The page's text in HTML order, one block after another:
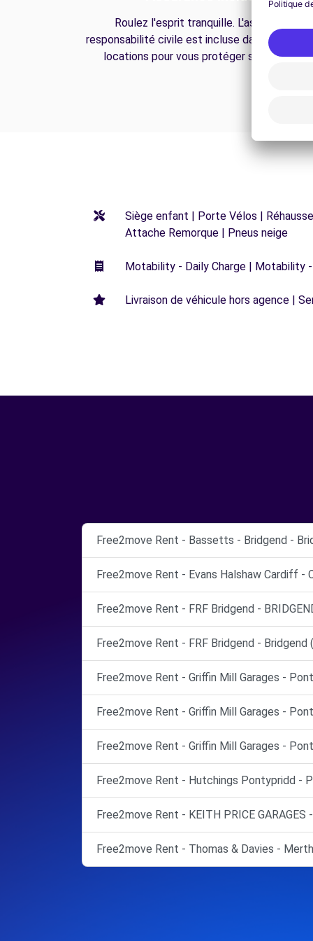
Roulez l'esprit tranquille. L'assurance
responsabilité civile est incluse dans toutes
locations pour vous protéger sur la route.
Siège enfant | Porte Vélos |
Attache Remorque | Pneus neige
Motability - Daily Charge | Motability
Livraison de véhicule hors agence |
Free2move Rent - Bassetts - Bridgend -
Free2move Rent - Evans Halshaw Cardiff -
Free2move Rent - FRF Bridgend -
Free2move Rent - FRF Bridgend - Bridgend
Free2move Rent - Griffin Mill Garages -
Free2move Rent - Griffin Mill Garages -
Free2move Rent - Griffin Mill Garages -
Free2move Rent - Hutchings Pontypridd -
Free2move Rent - KEITH PRICE GARAGES
Free2move Rent - Thomas & Davies -